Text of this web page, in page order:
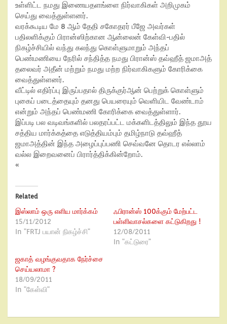
உள்ளிட்ட நமது இணையதளங்ளை நிர்வாகிகள் அறிமுகம்
செய்து வைத்துள்ளனர்.
வரக்கூடிய மே 8 ஆம் தேதி சகோதரர் பீஜே அவர்கள்
பதிலளிக்கும் பிரான்ஸிற்கான ஆன்லைன் கேள்வி-பதில்
நிகழ்ச்சியில் வந்து கலந்து கொள்ளுமாறும் அந்தப்
பெண்மணியை நேரில் சந்தித்த நமது பிரான்ஸ் தவ்ஹீத் ஜமாஅத்
தலைவர் அதீன் மற்றும் நமது மற்ற நிர்வாகிகளும் கோரிக்கை
வைத்துள்ளனர்.
வீட்டில் எதிர்ப்பு இருப்பதால் திருக்குர்ஆன் பெற்றுக் கொள்ளும்
புகைப் படைத்தையும் தனது பெயரையும் வெளியிட வேண்டாம்
என்றும் அந்தப் பெண்மணி கோரிக்கை வைத்துள்ளார்.
இப்படி பல வடிவங்களில் பலதரப்பட்ட மக்களிடத்திலும் இந்த தூய
சத்திய மார்க்கத்தை எடுத்தியம்பும் தமிழ்நாடு தவ்ஹீத்
ஜமாஅத்தின் இந்த அழைப்புப்பணி செவ்வனே தொடர எல்லாம்
வல்ல இறைவனைப் பிரார்த்திக்கின்றோம்.
«
Related
இஸ்லாம் ஒரு எளிய மார்க்கம்
15/11/2012
In "FRTJ பயான் நிகழ்ச்சி"
ஃபிரான்ஸ் 100க்கும் மேற்பட்ட
பள்ளிவாசல்களை கட்டுகிறது !
12/08/2011
In "கட்டுரை"
ஜகாத் வழங்குவதாக நேர்ச்சை
செய்யலாமா ?
18/09/2011
In "கேள்வி"